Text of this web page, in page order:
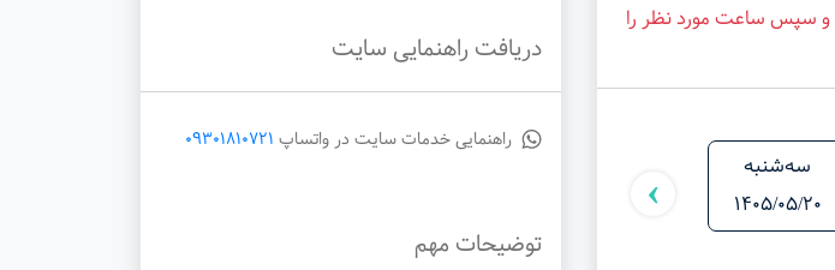
و سپس ساعت مورد نظر را
سه‌شنبه
1405/05/20
1405/05/24›
دریافت راهنمایی سایت
راهنمایی خدمات سایت در واتساپ 09301810721
توضیحات مهم